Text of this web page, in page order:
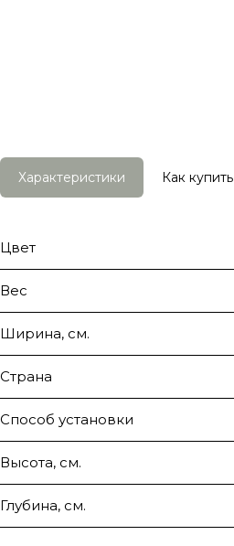
Характеристики Как купить
Цвет
Вес
Ширина, см.
Страна
Способ установки
Высота, см.
Глубина, см.